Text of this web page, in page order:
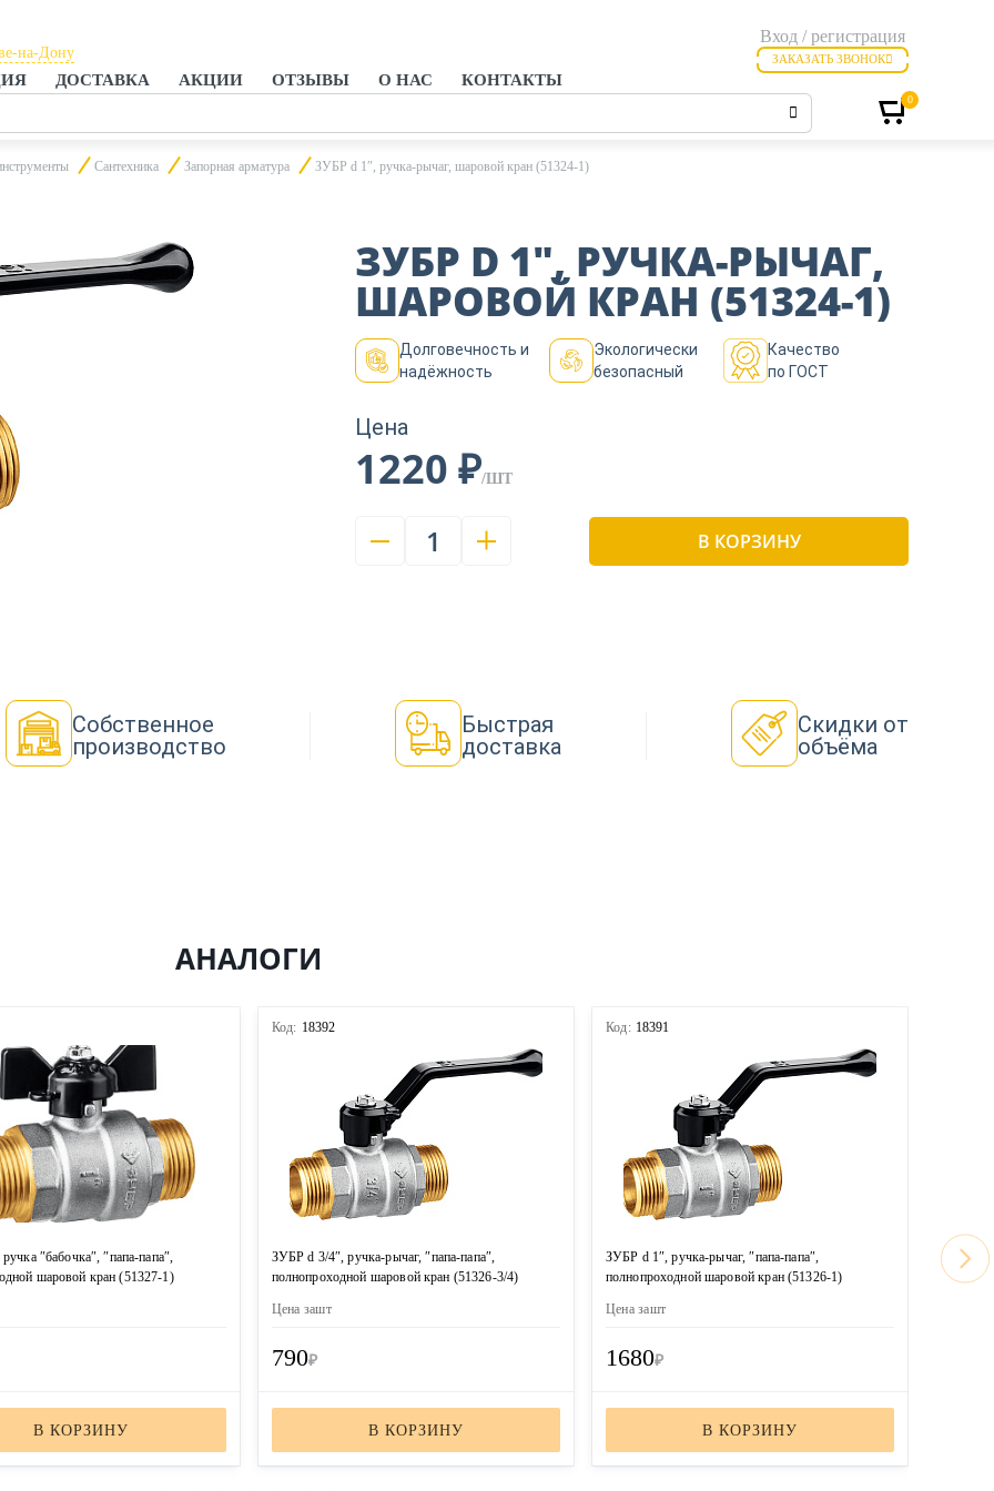
ДОСТАВКА АКЦИИ ОТЗЫВЫ О НАС КОНТАКТЫ
на-Дону
на-Дону
Вход / регистрация
ЗАКАЗАТЬ ЗВОНОК
0
Сантехника Запорная арматура ЗУБР d 1″, ручка-рычаг, шаровой кран (51324-1)
ЗУБР D 1″, РУЧКА-РЫЧАГ,
ШАРОВОЙ КРАН (51324-1)
Долговечность и
надёжность
Экологически
безопасный
Качество
по ГОСТ
Цена
1220 ₽/ШТ
1 В КОРЗИНУ
Собственное
производство
Быстрая
доставка
Скидки от
объёма
АНАЛОГИ
″бабочка″, ″папа-папа″,
шаровой кран (51327-1)
В КОРЗИНУ
Код: 18392
ЗУБР d 3/4″, ручка-рычаг, ″папа-папа″,
полнопроходной шаровой кран (51326-3/4)
Цена зашт
790₽
В КОРЗИНУ
Код: 18391
ЗУБР d 1″, ручка-рычаг, ″папа-папа″,
полнопроходной шаровой кран (51326-1)
Цена зашт
1680₽
В КОРЗИНУ
ЗУБР d
(51325-